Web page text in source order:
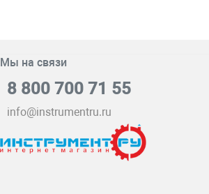
Мы на связи
8 800 700 71 55
info@instrumentru.ru